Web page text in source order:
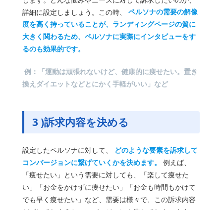
詳細に設定しましょう。この時、
ペルソナの需要の解像
度を高く持っていることが、ランディングページの質に
大きく関わるため、ペルソナに実際にインタビューをす
るのも効果的です。
例：「運動は頑張れないけど、健康的に痩せたい。置き
換えダイエットなどとにかく手軽がいい」など
3 )訴求内容を決める
設定したペルソナに対して、
どのような要素を訴求して
コンバージョンに繋げていくかを決めます。
例えば、
「痩せたい」という需要に対しても、「楽して痩せた
い」「お金をかけずに痩せたい」「お金も時間もかけて
でも早く痩せたい」など、需要は様々で、この訴求内容